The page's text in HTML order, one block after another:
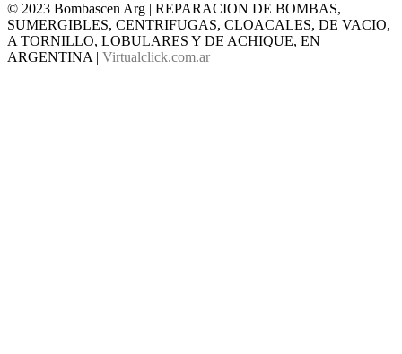
© 2023 Bombascen Arg | REPARACION DE BOMBAS,
SUMERGIBLES, CENTRIFUGAS, CLOACALES, DE VACIO,
A TORNILLO, LOBULARES Y DE ACHIQUE, EN
ARGENTINA | Virtualclick.com.ar